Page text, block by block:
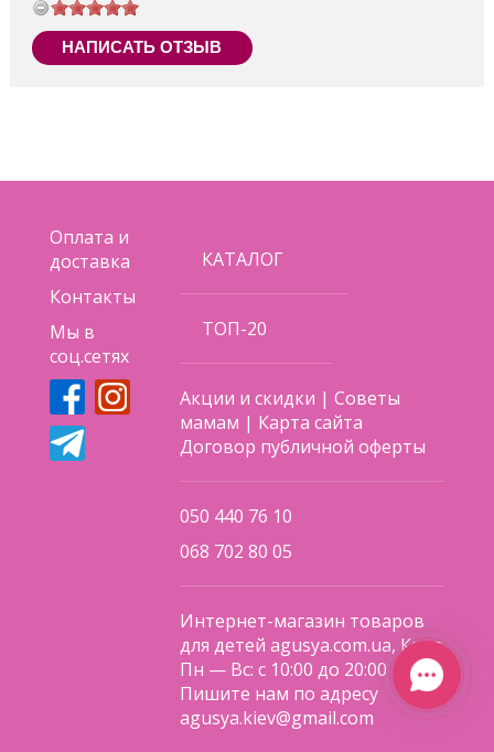
НАПИСАТЬ ОТЗЫВ
Оплата и
доставка
Контакты
Мы в
соц.сетях
КАТАЛОГ
ТОП-20
Акции и скидки |Советы
мамам | Карта сайта
Договор публичной оферты
050 440 76 10
068 702 80 05
Интернет-магазин товаров
для детей agusya.com.ua, Киев
Пн — Вс: с 10:00 до 20:00
Пишите нам по адресу
agusya.kiev@gmail.com